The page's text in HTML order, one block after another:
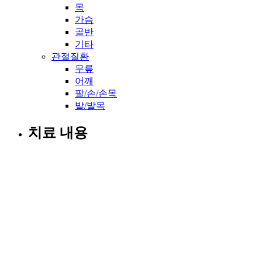
목
가슴
골반
기타
관절질환
무릎
어깨
팔/손/손목
발/발목
치료 내용